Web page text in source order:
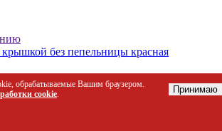
без пепельницы красная
обрабатываемые Вашим браузером.
cookie. Принимаю